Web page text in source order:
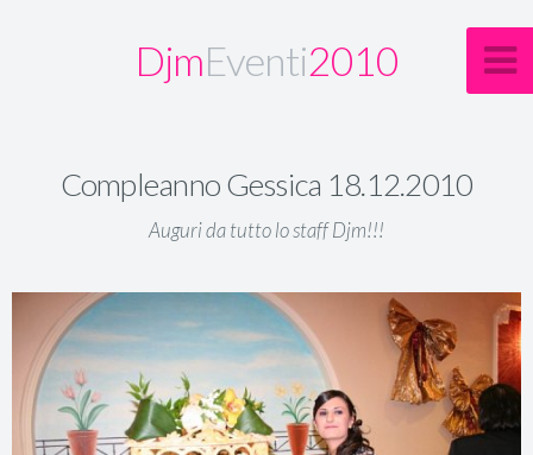
DjmEventi2010
Compleanno Gessica 18.12.2010
Auguri da tutto lo staff Djm!!!